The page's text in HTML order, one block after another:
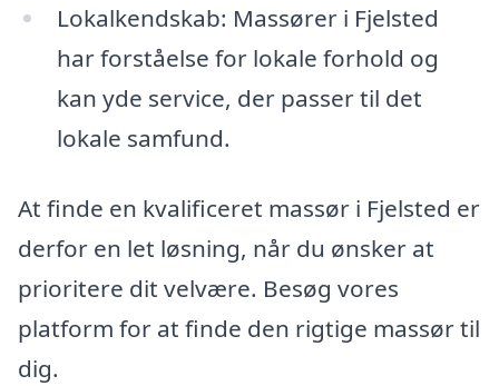
Lokalkendskab: Massører i Fjelsted
har forståelse for lokale forhold og
kan yde service, der passer til det
lokale samfund.
At finde en kvalificeret massør i Fjelsted er
derfor en let løsning, når du ønsker at
prioritere dit velvære. Besøg vores
platform for at finde den rigtige massør til
dig.